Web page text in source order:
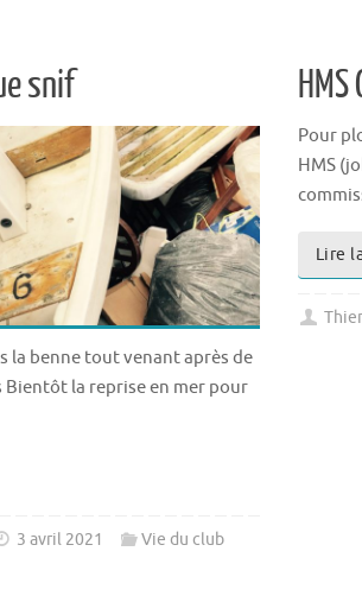
snif
la benne tout venant après de
Bientôt la reprise en mer pour
3 avril 2021 Vie du club
HMS
Pour
HMS
Lire